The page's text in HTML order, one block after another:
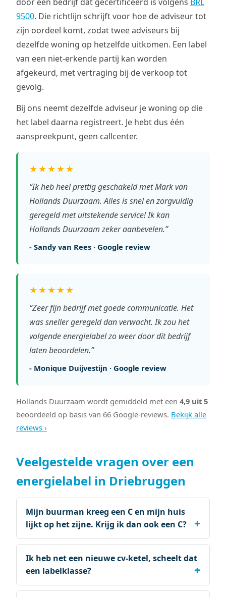
9500. Die richtlijn schrijft voor hoe de adviseur tot
zijn oordeel komt, zodat twee adviseurs bij
dezelfde woning op hetzelfde uitkomen. Een label
van een niet-erkende partij kan worden
afgekeurd, met vertraging bij de verkoop tot
gevolg.
Bij ons neemt dezelfde adviseur je woning op die
het label daarna registreert. Je hebt dus één
aanspreekpunt, geen callcenter.
★★★★★
“Ik heb heel prettig geschakeld met Mark van
Hollands Duurzaam. Alles is snel en zorgvuldig
geregeld met uitstekende service! Ik kan
Hollands Duurzaam zeker aanbevelen.”
- Sandy van Rees · Google review
★★★★★
“Zeer fijn bedrijf met goede communicatie. Het
was sneller geregeld dan verwacht. Ik zou het
volgende energielabel zo weer door dit bedrijf
laten beoordelen.”
- Monique Duijvestijn · Google review
Hollands Duurzaam wordt gemiddeld met een 4,9 uit 5
beoordeeld op basis van 66 Google-reviews. Bekijk alle
reviews ›
Veelgestelde vragen over een
energielabel in Driebruggen
Mijn buurman kreeg een C en mijn huis
lijkt op het zijne. Krijg ik dan ook een C?
Ik heb net een nieuwe cv-ketel, scheelt dat
een labelklasse?